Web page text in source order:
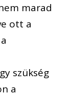
marad
ott a
szükség
a